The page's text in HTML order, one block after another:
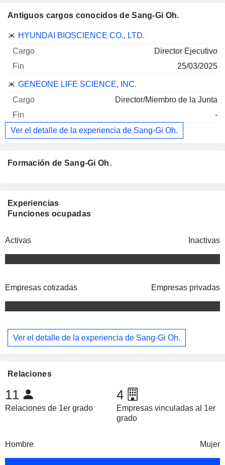
Antiguos cargos conocidos de Sang-Gi Oh.
Empresas Cargo Fin
HYUNDAI BIOSCIENCE CO., LTD.
Director Ejecutivo
25/03/2025
GENEONE LIFE SCIENCE, INC.
Director/Miembro de la Junta
-
Ver el detalle de la experiencia de Sang-Gi Oh.
Formación de Sang-Gi Oh.
Experiencias
Funciones ocupadas
Activas Inactivas
Empresas cotizadas Empresas privadas
Ver el detalle de la experiencia de Sang-Gi Oh.
Relaciones
11
Relaciones de 1er grado
4
Empresas vinculadas al 1er
grado
Hombre Mujer